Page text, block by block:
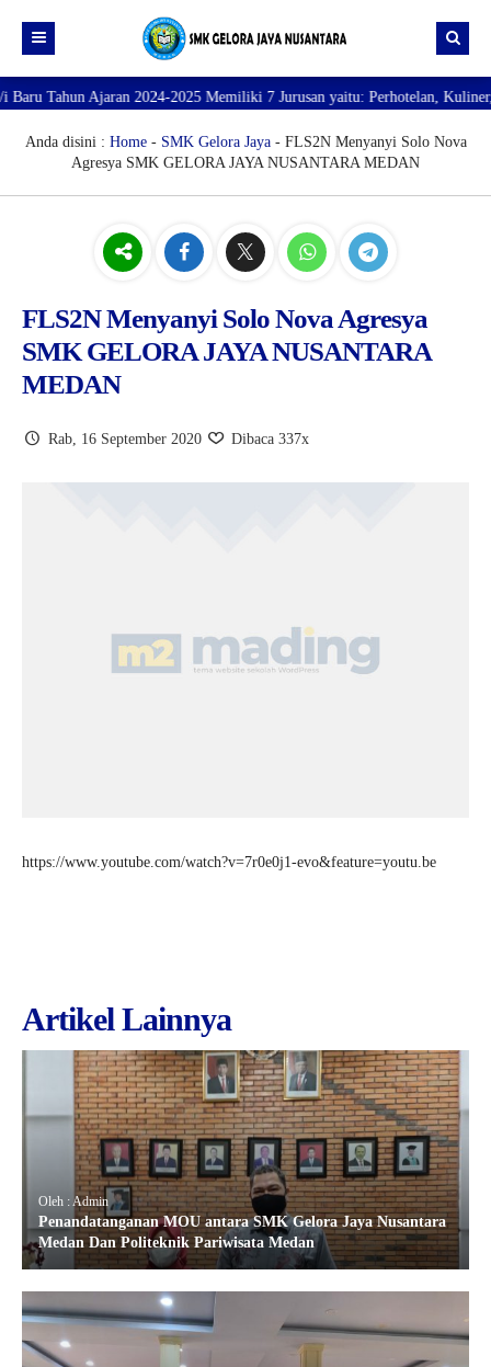
Beranda
Profil
DATA GURU
Ajaran 2024-2025 Memiliki 7 Jurusan yaitu: Perhotelan, Kuliner,
Anda disini : Home- SMK Gelora Jaya- FLS2N Menyanyi Solo Nova
Agresya SMK GELORA JAYA NUSANTARA MEDAN
FLS2N Menyanyi Solo Nova Agresya
SMK GELORA JAYA NUSANTARA
MEDAN
Rab, 16 September 2020 Dibaca 337x
https://www.youtube.com/watch?v=7r0e0j1-evo&feature=youtu.be
Artikel Lainnya
Oleh : Admin
Penandatanganan MOU antara SMK Gelora Jaya Nusantara
Medan Dan Politeknik Pariwisata Medan